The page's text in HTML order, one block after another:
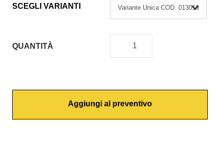
SCEGLI VARIANTI
QUANTITÀ
R
U
I
Aggiungi al preventivo